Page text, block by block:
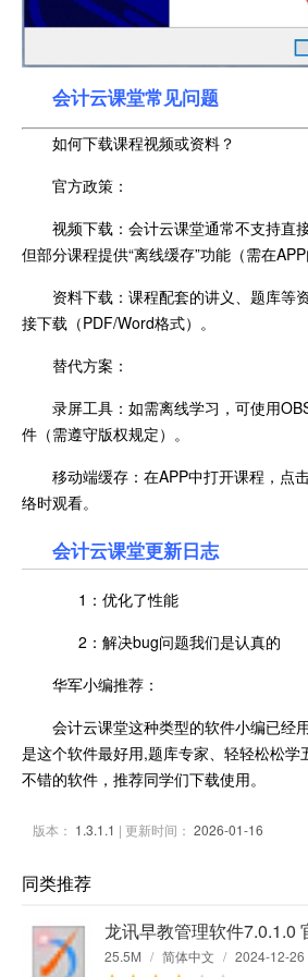
会计云课堂常见问题
如何下载课程视频或资料？
官方政策：
视频下载：会计云课堂通常不支持直
但部分课程提供“离线缓存”功能（需在APP
资料下载：课程配套的讲义、题库等
接下载（PDF/Word格式）。
替代方案：
录屏工具：如需离线学习，可使用
件（需遵守版权规定）。
移动端缓存：在APP中打开课程，点
络时观看。
会计云课堂更新日志
1：优化了性能
2：解决bug问题我们是认真的
华军小编推荐：
会计云课堂这种类型的软件小编已经
是这个软件最好用,题库专家、轻轻松松学
不错的软件，推荐同学们下载使用。
版本： 1.3.1.1 | 更新时间： 2026-01-16
同类推荐
龙讯早教管理软件7.0.1.0
25.5M / 简体中文 / 2024-12-26